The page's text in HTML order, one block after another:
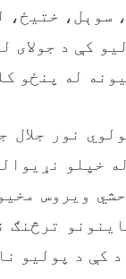
سوېل،
نور جلال
خپلو
ویروس
ترڅنګ
کې د پولیو